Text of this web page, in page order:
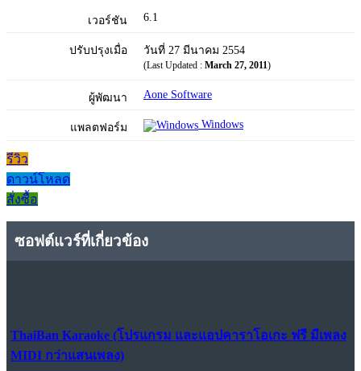
เวอร์ชัน 6.1
ปรับปรุงเมื่อ วันที่ 27 มีนาคม 2554
(Last Updated : March 27, 2011)
ผู้พัฒนา Aone Software
แพลตฟอร์ม Windows
รีวิว
ดาวน์โหลด
สั่งซื้อ
ซอฟต์แวร์ที่เกี่ยวข้อง
ThaiBan Karaoke (โปรแกรม และแอปคาราโอเกะ ฟรี มีเพลง
MIDI กว่าแสนเพลง)